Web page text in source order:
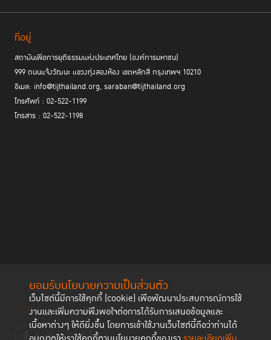
ยอมรับนโยบายความเป็นส่วนตัว
เว็บไซต์นี้มีการใช้คุกกี้ (cookie) เพื่อพัฒนาประสบการณ์การใช้
งานและเพิ่มความพึงพอใจต่อการได้รับการเสนอข้อมูลและ
เนื้อหาต่างๆ ให้ดียิ่งขึ้น โดยการเข้าใช้งานเว็บไซต์นี้ถือว่าท่านได้
ประเทศไทยจะสามารถปลดล็อกการเติบโตใหม่ และสร้างเศรษฐกิจที่โปร่งใส
ยุติธรรม และยั่งยืนได้อย่างแท้จริง ทั้งนี้เราจะเปิดตัว
เห็นประชาชนต่อนโยบายต่อต้านคอร์รัปชันของพรรคการเมืองไทย รณรงค์
"ไม่เลือกคนโกง" สู่เป้าหมายZero Corruptionซึ่งโครงการนี้เป็นส่วนหนึ่ง
ของแคมเปญรณรงค์“ไม่ทนคอร์รัปชัน” หรือ “ไม่มีนโยบายต้านโกง เราไม่
เลือก” เพื่อสร้างความตระหนักให้ประชาชนไม่เลือกผู้สมัคร ที่ไม่โปร่งใส มี
ประวัติการทุจริต หรือเป็นทุนเทา/สแกมเมอร์ เข้ามาเป็นผู้แทนราษฎรหรือ
ที่อยู่
สถาบันเพื่อการยุติธรรมแห่งประเทศไทย (องค์การมหาชน)
999 ถนนแจ้งวัฒนะ แขวงทุ่งสองห้อง เขตหลักสี่ กรุงเทพฯ 10210
อีเมล: info@tijthailand.org, saraban@tijthailand.org
โทรศัพท์ : 02-522-1199
โทรสาร : 02-522-1198
ติดตามช่องทาง social